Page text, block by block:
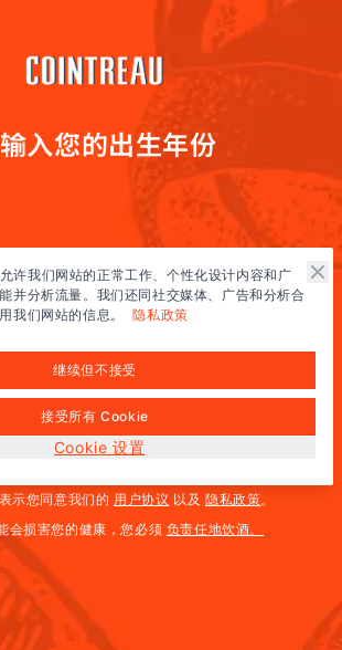
许我们网站的正常工作、个性化设计内容和广
并分析流量。我们还同社交媒体、广告和分析合
我们网站的信息。
隐私政策
继续但不接受
接受所有 Cookie
Cookie 设置
入您的出生年份
全球网站
示您同意我们的 用户协议 以及 隐私政策。
会损害您的健康，您必须 负责任地饮酒。